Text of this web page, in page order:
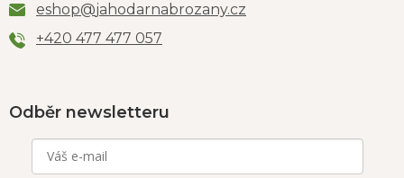
eshop@jahodarnabrozany.cz
+420 477 477 057
Odběr newsletteru